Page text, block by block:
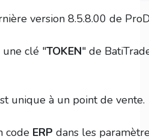
version 8.5.8.00 de
clé "TOKEN" de
unique à un point de vente.
code ERP dans les